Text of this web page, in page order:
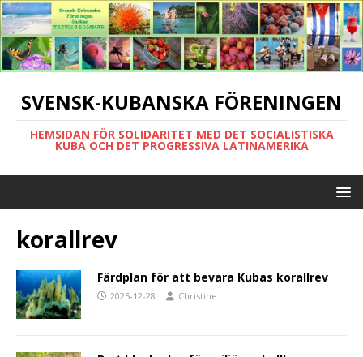
SVENSK-KUBANSKA FÖRENINGEN
HEMSIDAN FÖR SOLIDARITET MED DET SOCIALISTISKA
KUBA OCH DET PROGRESSIVA LATINAMERIKA
korallrev
Färdplan för att bevara Kubas korallrev
2025-12-28 Christine